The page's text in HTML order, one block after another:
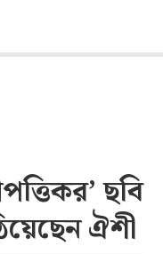
ছবি
ঐশী